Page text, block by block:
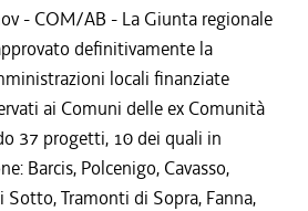
- COM/AB - La Giunta regionale
definitivamente la
locali finanziate
ai Comuni delle ex Comunità
37 progetti, 10 dei quali in
Barcis, Polcenigo, Cavasso,
Tramonti di Sopra, Fanna,